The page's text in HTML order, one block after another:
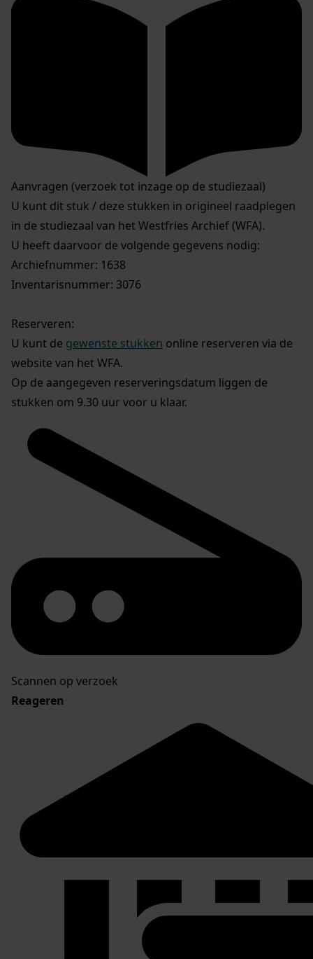
Aanvragen (verzoek tot inzage op de studiezaal)
U kunt dit stuk / deze stukken in origineel raadplegen
in de studiezaal van het Westfries Archief (WFA).
U heeft daarvoor de volgende gegevens nodig:
Archiefnummer: 1638
Inventarisnummer: 3076
Reserveren:
U kunt de gewenste stukken online reserveren via de
website van het WFA.
Op de aangegeven reserveringsdatum liggen de
stukken om 9.30 uur voor u klaar.
Scannen op verzoek
Reageren